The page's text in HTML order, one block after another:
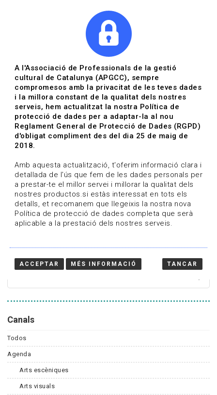
Actualitza't
Vols estar al dia?
HOME / BLOG
Estigues al dia
Convocatòries, activitats i notícies del sector de la
cultura.
Canals
Todos
Agenda
Arts escèniques
Arts visuals
A l'Associació de Professionals de la gestió
cultural de Catalunya (APGCC), sempre
compromesos amb la privacitat de les teves dades
i la millora constant de la qualitat dels nostres
serveis, hem actualitzat la nostra Política de
protecció de dades per a adaptar-la al nou
Reglament General de Protecció de Dades (RGPD)
d'obligat compliment des del dia 25 de maig de
2018.
Amb aquesta actualització, t'oferim informació clara i
detallada de l'ús que fem de les dades personals per
a prestar-te el millor servei i millorar la qualitat dels
nostres productos.si estàs interessat en tots els
detalls, et recomanem que llegeixis la nostra nova
Política de protecció de dades completa que serà
aplicable a la prestació dels nostres serveis.
ACCEPTAR MÉS INFORMACIÓ TANCAR